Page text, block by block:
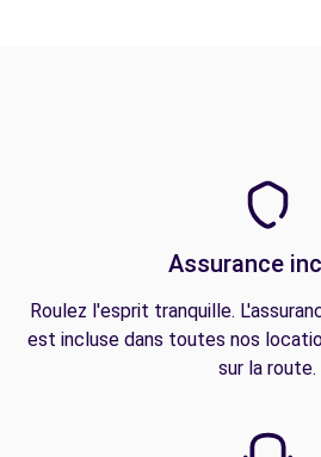
Assurance
Roulez l'esprit tranquille.
est incluse dans toutes nos
sur la route.